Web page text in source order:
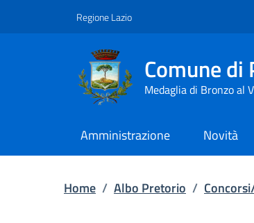
Regione Lazio
Comune
Medaglia di Bronzo al
Amministrazione Novità
Home / Albo Pretorio /